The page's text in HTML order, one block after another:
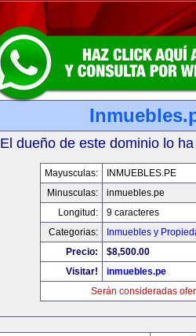
El dueño de este dominio lo
Mayusculas:
INMUEBLES.PE
Minusculas:
inmuebles.pe
Longitud:
9 caracteres
Categorias:
Inmuebles y
Precio:
$8,500.00
Visitar!
inmuebles.pe
Serán consideradas